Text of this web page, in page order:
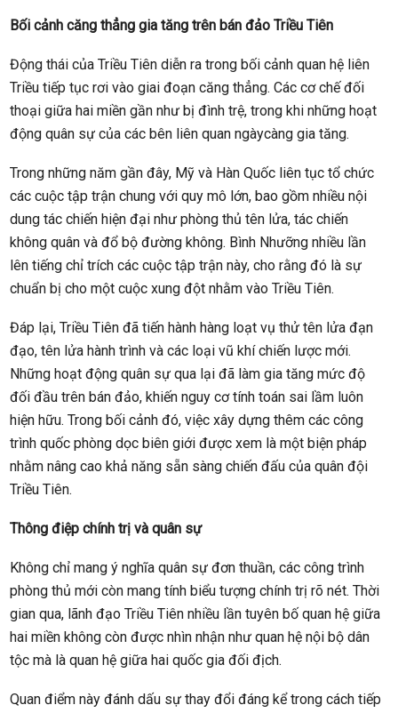
Bối cảnh căng thẳng gia tăng trên bán đảo Triều Tiên
Động thái của Triều Tiên diễn ra trong bối cảnh quan hệ liên
Triều tiếp tục rơi vào giai đoạn căng thẳng. Các cơ chế đối
thoại giữa hai miền gần như bị đình trệ, trong khi những hoạt
động quân sự của các bên liên quan ngàycàng gia tăng.
Trong những năm gần đây, Mỹ và Hàn Quốc liên tục tổ chức
các cuộc tập trận chung với quy mô lớn, bao gồm nhiều nội
dung tác chiến hiện đại như phòng thủ tên lửa, tác chiến
không quân và đổ bộ đường không. Bình Nhưỡng nhiều lần
lên tiếng chỉ trích các cuộc tập trận này, cho rằng đó là sự
chuẩn bị cho một cuộc xung đột nhằm vào Triều Tiên.
Đáp lại, Triều Tiên đã tiến hành hàng loạt vụ thử tên lửa đạn
đạo, tên lửa hành trình và các loại vũ khí chiến lược mới.
Những hoạt động quân sự qua lại đã làm gia tăng mức độ
đối đầu trên bán đảo, khiến nguy cơ tính toán sai lầm luôn
hiện hữu. Trong bối cảnh đó, việc xây dựng thêm các công
trình quốc phòng dọc biên giới được xem là một biện pháp
nhằm nâng cao khả năng sẵn sàng chiến đấu của quân đội
Triều Tiên.
Thông điệp chính trị và quân sự
Không chỉ mang ý nghĩa quân sự đơn thuần, các công trình
phòng thủ mới còn mang tính biểu tượng chính trị rõ nét. Thời
gian qua, lãnh đạo Triều Tiên nhiều lần tuyên bố quan hệ giữa
hai miền không còn được nhìn nhận như quan hệ nội bộ dân
tộc mà là quan hệ giữa hai quốc gia đối địch.
Quan điểm này đánh dấu sự thay đổi đáng kể trong cách tiếp